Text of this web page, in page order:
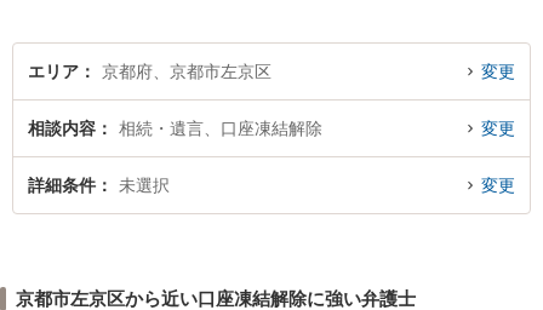
エリア 京都府、京都市左京区 変更
相談内容 相続・遺言、口座凍結解除 変更
詳細条件 未選択 変更
京都市左京区から近い口座凍結解除に強い弁護士